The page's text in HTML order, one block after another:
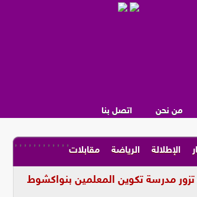
من نحن اتصل بنا
,
,
,
,
,
,
الإطلالة
,
الرياضة
,
مقابلات
,
,
,
,
تزور مدرسة تكوين المعلمين بنواكشوط